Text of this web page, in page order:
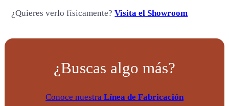
¿Quieres verlo físicamente?Visita el Showroom
¿Buscas algo más?
Conoce nuestra Línea de Fabricación